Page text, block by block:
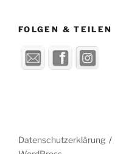
FOLGEN & TEILEN
Datenschutzerklärung